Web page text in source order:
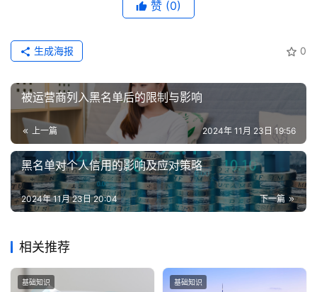
增
值
务
赞 (0)
0
生成海报
被运营商列入黑名单后的限制与影响
上一篇 2024年 11月 23日 19:56
黑名单对个人信用的影响及应对策略
下一篇
2024年 11月 23日 20:04
相关推荐
基础知识 基础知识